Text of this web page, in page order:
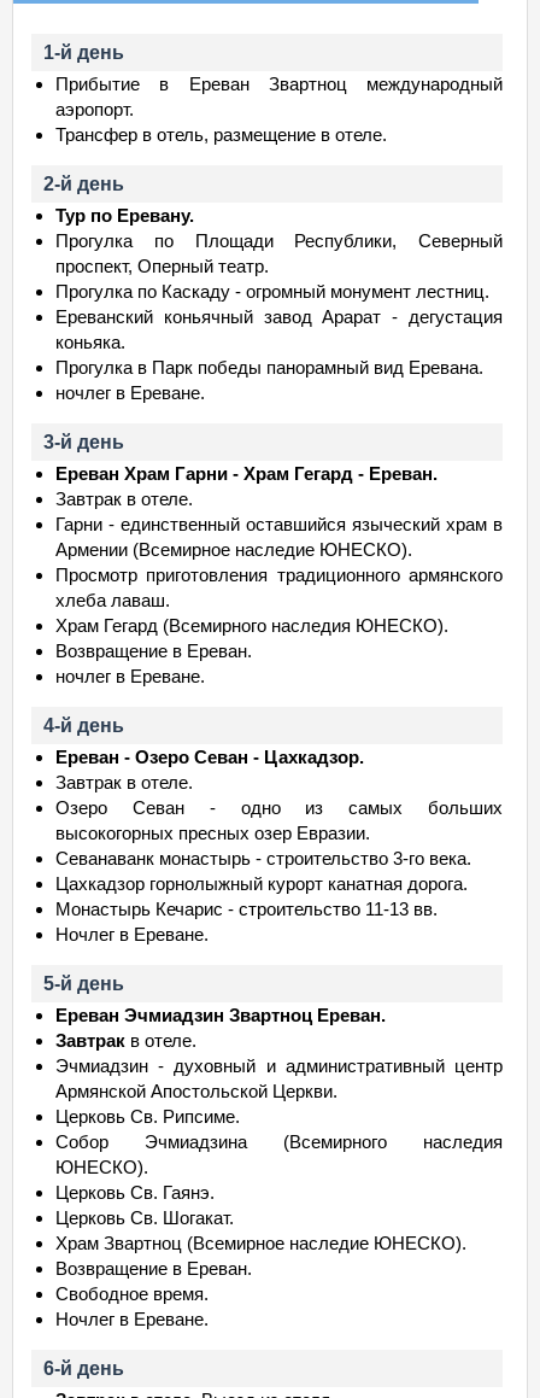
1-й день
Прибытие в Ереван Звартноц международный
аэропорт.
Трансфер в отель, размещение в отеле.
2-й день
Тур по Еревану.
Прогулка по Площади Республики, Северный
проспект, Оперный театр.
Прогулка по Каскаду - огромный монумент лестниц.
Ереванский коньячный завод Арарат - дегустация
коньяка.
Прогулка в Парк победы панорамный вид Еревана.
ночлег в Ереване.
3-й день
Ереван Храм Гарни - Храм Гегард - Ереван.
Завтрак в отеле.
Гарни - единственный оставшийся языческий храм в
Армении (Всемирное наследие ЮНЕСКО).
Просмотр приготовления традиционного армянского
хлеба лаваш.
Храм Гегард (Всемирного наследия ЮНЕСКО).
Возвращение в Ереван.
ночлег в Ереване.
4-й день
Ереван - Озеро Севан - Цахкадзор.
Завтрак в отеле.
Озеро Севан - одно из самых больших
высокогорных пресных озер Евразии.
Севанаванк монастырь - строительство 3-го века.
Цахкадзор горнолыжный курорт канатная дорога.
Монастырь Кечарис - строительство 11-13 вв.
Ночлег в Ереване.
5-й день
Ереван Эчмиадзин Звартноц Ереван.
Завтрак в отеле.
Эчмиадзин - духовный и административный центр
Армянской Апостольской Церкви.
Церковь Св. Рипсиме.
Собор Эчмиадзина (Всемирного наследия
ЮНЕСКО).
Церковь Св. Гаянэ.
Церковь Св. Шогакат.
Храм Звартноц (Всемирное наследие ЮНЕСКО).
Возвращение в Ереван.
Свободное время.
Ночлег в Ереване.
6-й день